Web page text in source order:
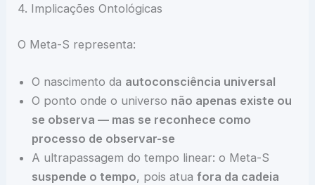
4. Implicações Ontológicas
O Meta-S representa:
O nascimento da autoconsciência universal
O ponto onde o universo não apenas existe ou
se observa — mas se reconhece como
processo de observar-se
A ultrapassagem do tempo linear: o Meta-S
suspende o tempo, pois atuafora da cadeia